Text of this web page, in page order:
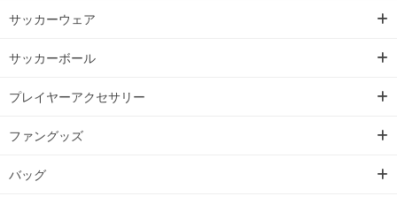
サッカーウェア
サッカーボール
プレイヤーアクセサリー
ファングッズ
バッグ